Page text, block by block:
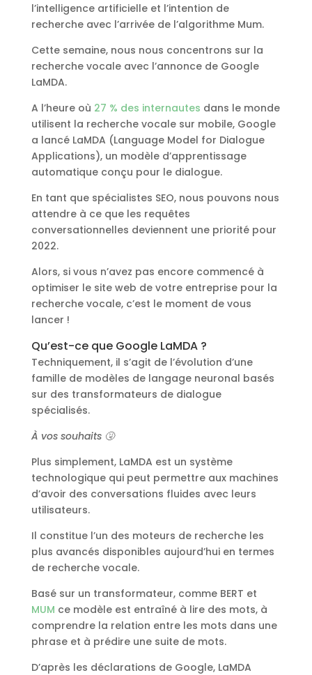
l’intelligence artificielle et l’intention de
recherche avec l’arrivée de l’algorithme Mum.
Cette semaine, nous nous concentrons sur la
recherche vocale avec l’annonce de Google
LaMDA.
A l’heure où 27 % des internautes dans le monde
utilisent la recherche vocale sur mobile, Google
a lancé LaMDA (Language Model for Dialogue
Applications), un modèle d’apprentissage
automatique conçu pour le dialogue.
En tant que spécialistes SEO, nous pouvons nous
attendre à ce que les requêtes
conversationnelles deviennent une priorité pour
2022.
Alors, si vous n’avez pas encore commencé à
optimiser le site web de votre entreprise pour la
recherche vocale, c’est le moment de vous
lancer !
Qu’est-ce que Google LaMDA ?
Techniquement, il s’agit de l’évolution d’une
famille de modèles de langage neuronal basés
sur des transformateurs de dialogue
spécialisés.
À vos souhaits 🤧
Plus simplement, LaMDA est un système
technologique qui peut permettre aux machines
d’avoir des conversations fluides avec leurs
utilisateurs.
Il constitue l’un des moteurs de recherche les
plus avancés disponibles aujourd’hui en termes
de recherche vocale.
Basé sur un transformateur, comme BERT et
MUM ce modèle est entraîné à lire des mots, à
comprendre la relation entre les mots dans une
phrase et à prédire une suite de mots.
D’après les déclarations de Google, LaMDA